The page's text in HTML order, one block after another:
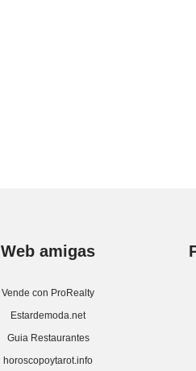
Web amigas
Vende con ProRealty
Estardemoda.net
Guia Restaurantes
horoscopoytarot.info